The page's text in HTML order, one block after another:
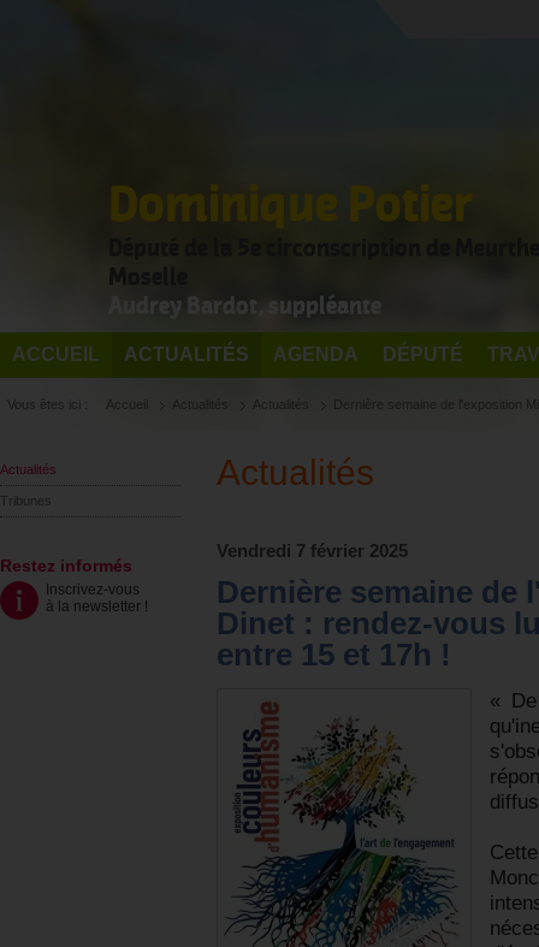
Dominique Potier
Audrey Bardot, suppléante
ACCUEIL ACTUALITÉS AGENDA DÉPUTÉ
Vous êtes ici : Accueil Actualités Actualités Dernière semaine de l'exposition
Actualités
Tribunes
Restez informés
Inscrivez-vous
à la newsletter !
Actualités
Vendredi 7 février 2025
Dernière semaine de
Dinet : rendez-vous
entre 15 et 17h !
«